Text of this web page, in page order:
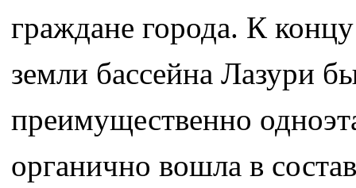
граждане города. К
земли бассейна Лазури
преимущественно
органично вошла в